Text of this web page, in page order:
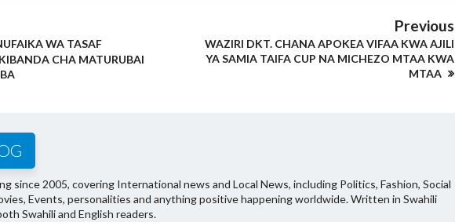
WA TASAF
CHA MATURUBAI
Previous
WAZIRI DKT. CHANA APOKEA VIFAA KWA AJILI
YA SAMIA TAIFA CUP NA MICHEZO MTAA KWA
MTAA
since 2005, covering International news and Local News, including Politics, Fashion, Social
Events, personalities and anything positive happening worldwide. Written in Swahili
Swahili and English readers.